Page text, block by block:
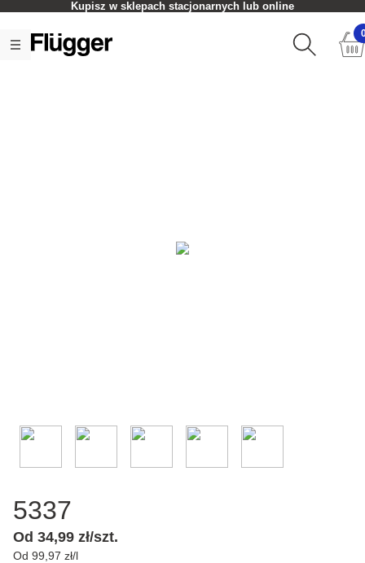
Kupisz w sklepach stacjonarnych lub online
5337
Od 34,99 zł/szt.
Od 99,97 zł/l